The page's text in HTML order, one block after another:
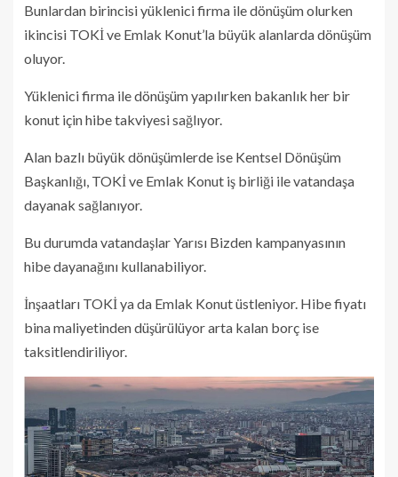
Bunlardan birincisi yüklenici firma ile dönüşüm olurken
ikincisi TOKİ ve Emlak Konut’la büyük alanlarda dönüşüm
oluyor.
Yüklenici firma ile dönüşüm yapılırken bakanlık her bir
konut için hibe takviyesi sağlıyor.
Alan bazlı büyük dönüşümlerde ise Kentsel Dönüşüm
Başkanlığı, TOKİ ve Emlak Konut iş birliği ile vatandaşa
dayanak sağlanıyor.
Bu durumda vatandaşlar Yarısı Bizden kampanyasının
hibe dayanağını kullanabiliyor.
İnşaatları TOKİ ya da Emlak Konut üstleniyor. Hibe fiyatı
bina maliyetinden düşürülüyor arta kalan borç ise
taksitlendiriliyor.